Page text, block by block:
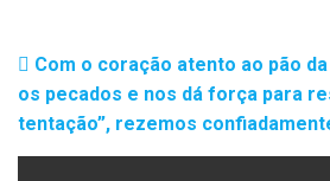
Com o coração atento ao pão
os pecados e nos dá força para
tentação”, rezemos